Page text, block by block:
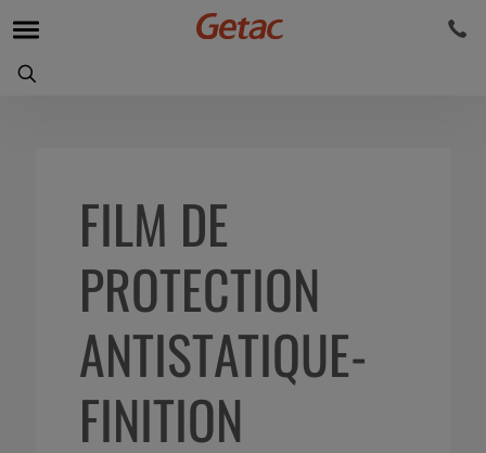
FILM DE
PROTECTION
ANTISTATIQUE-
FINITION